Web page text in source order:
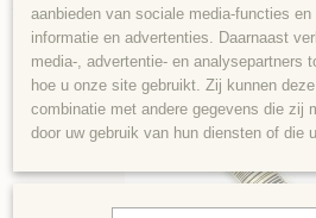
aanbieden van sociale media-functies
informatie en advertenties. Daarnaast
media-, advertentie- en analysepartners
hoe u onze site gebruikt. Zij kunnen
combinatie met andere gegevens die zij
door uw gebruik van hun diensten of die